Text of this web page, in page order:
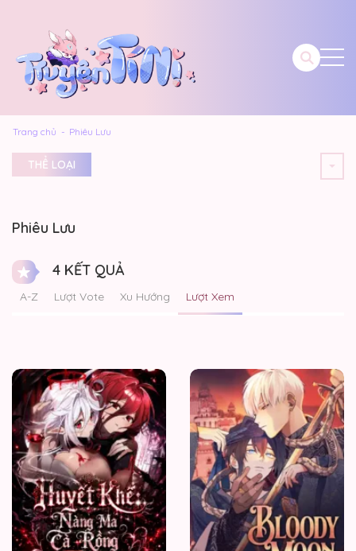
Trang chủ Phiêu Lưu
THỂ LOẠI
Phiêu Lưu
4 KẾT QUẢ
A-Z Lượt Vote Xu Hướng Lượt Xem